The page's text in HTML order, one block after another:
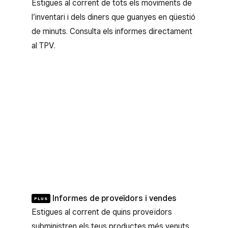
PLUS
Consulta un resum de la informació i les notes
dels clients quan els afegeixis al procés de
pagament de la cistella.
Estigues al corrent de tots els moviments de
l’inventari i dels diners que guanyes en qüestió
de minuts. Consulta els informes directament
al TPV.
PLUS
Informes de proveïdors i vendes
Estigues al corrent de quins proveïdors